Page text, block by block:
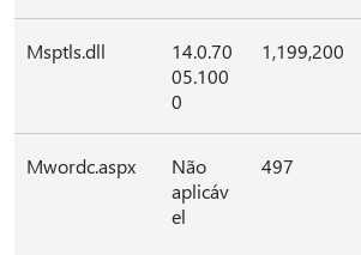
Msptls.dll
14.0.70
05.100
0
1,199,200
Mwordc.aspx
Não
aplicáv
el
497